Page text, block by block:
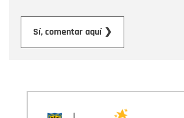
Sí, comentar aquí ❯